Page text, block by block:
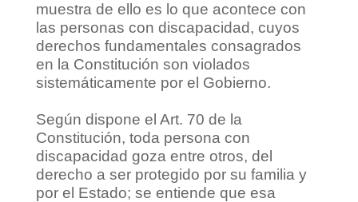
muestra de ello es lo que acontece con
las personas con discapacidad, cuyos
derechos fundamentales consagrados
en la Constitución son violados
sistemáticamente por el Gobierno.
Según dispone el Art. 70 de la
Constitución, toda persona con
discapacidad goza entre otros, del
derecho a ser protegido por su familia y
por el Estado; se entiende que esa